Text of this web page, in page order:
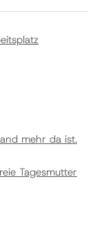
mehr da ist.
Tagesmutter